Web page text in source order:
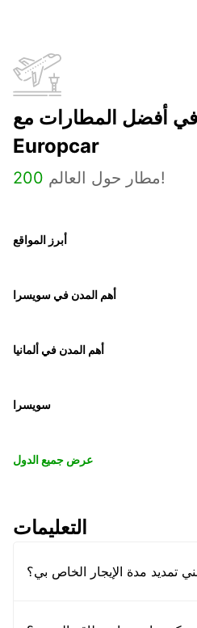
في أفضل المطارات مع
Europcar
200 مطار حول العالم!
أبرز المواقع
أهم المدن في سويسرا
أهم المدن في ألمانيا
سويسرا
عرض جميع الدول
التعليمات
تمديد مدة الإيجار الخاص بي؟